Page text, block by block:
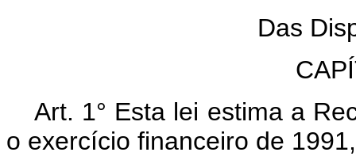
Das
Art. 1° Esta lei estima a
o exercício financeiro de